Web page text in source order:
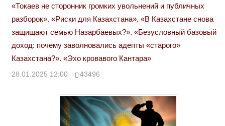
«Токаев не сторонник громких увольнений и публичных
разборок». «Риски для Казахстана». «В Казахстане снова
защищают семью Назарбаевых?». «Безусловный базовый
доход: почему заволновались адепты «старого»
Казахстана?». «Эхо кровавого Кантара»
28.01.2025 12:00 43496